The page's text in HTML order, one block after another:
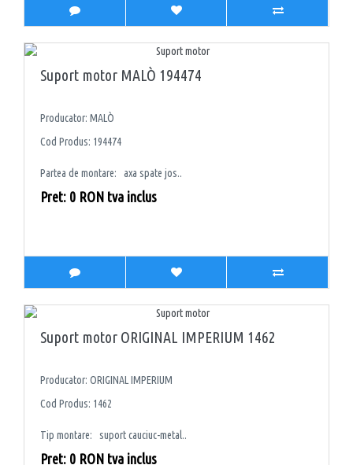
Suport motor MALÒ 194474
Producator: MALÒ
Cod Produs: 194474
Partea de montare: axa spate jos..
Pret: 0 RON tva inclus
Suport motor ORIGINAL IMPERIUM 1462
Producator: ORIGINAL IMPERIUM
Cod Produs: 1462
Tip montare: suport cauciuc-metal..
Pret: 0 RON tva inclus